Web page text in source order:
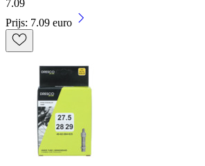
7.09
Prijs: 7.09 euro